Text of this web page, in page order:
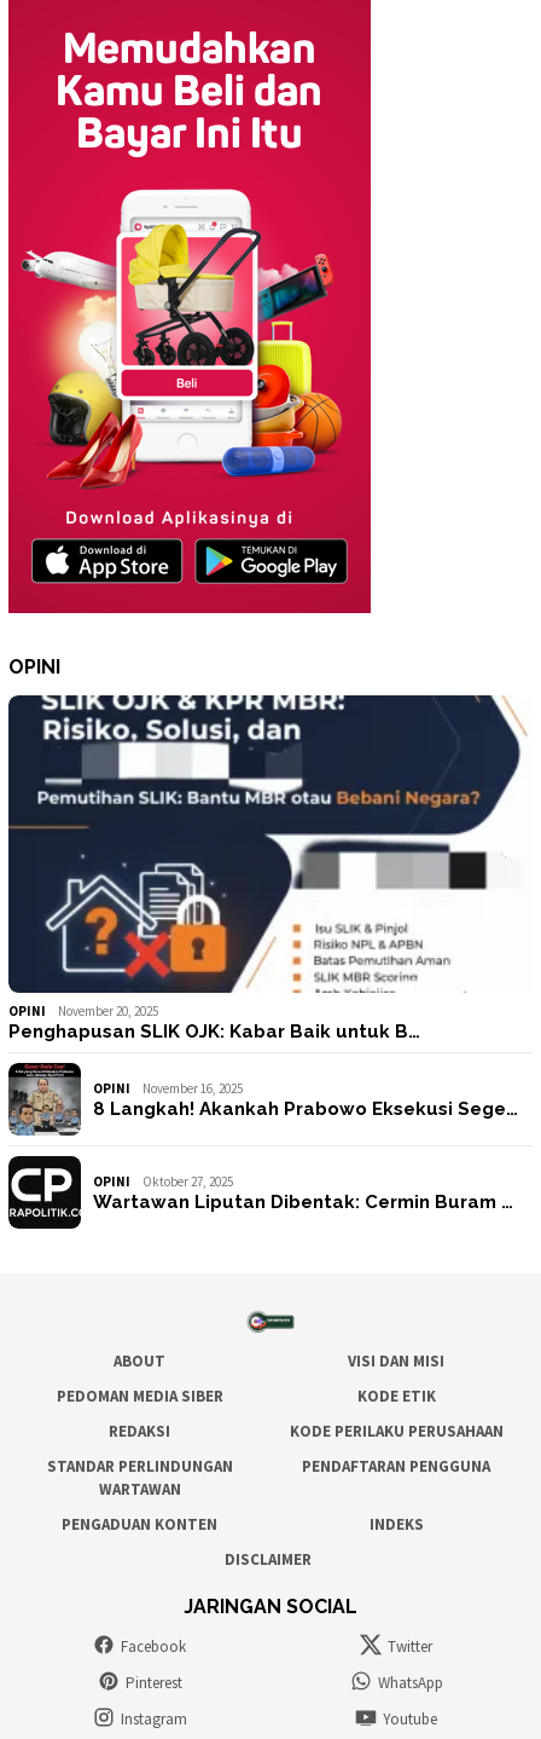
OPINI
OPINI November 20, 2025
Penghapusan SLIK OJK: Kabar Baik untuk B…
OPINI November 16, 2025
8 Langkah! Akankah Prabowo Eksekusi Sege…
OPINI Oktober 27, 2025
Wartawan Liputan Dibentak: Cermin Buram …
ABOUT
VISI DAN MISI
PEDOMAN MEDIA SIBER
KODE ETIK
REDAKSI
KODE PERILAKU PERUSAHAAN
STANDAR PERLINDUNGAN
WARTAWAN
PENDAFTARAN PENGGUNA
PENGADUAN KONTEN
INDEKS
DISCLAIMER
JARINGAN SOCIAL
Facebook
Twitter
Pinterest
WhatsApp
Instagram
Youtube